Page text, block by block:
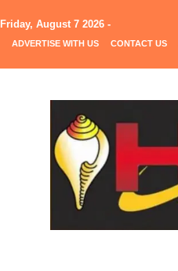
Friday, August 7 2026 -
ADVERTISE WITH US CONTACT US